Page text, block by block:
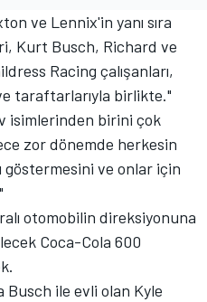
ve Lennix'in yanı sıra
Kurt Busch, Richard ve
Racing çalışanları,
taraftarlarıyla birlikte."
isimlerinden birini çok
zor dönemde herkesin
göstermesini ve onlar için
otomobilin direksiyonuna
Coca-Cola 600
Busch ile evli olan Kyle